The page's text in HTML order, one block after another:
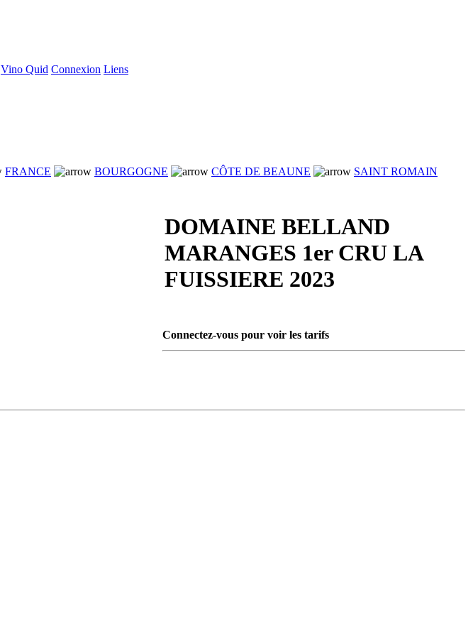
Vino Quid Connexion Liens
FRANCE BOURGOGNE CÔTE DE BEAUNE
SAINT ROMAIN
DOMAINE BELLAND
MARANGES 1er CRU LA
FUISSIERE 2023
Connectez-vous pour voir les tarifs